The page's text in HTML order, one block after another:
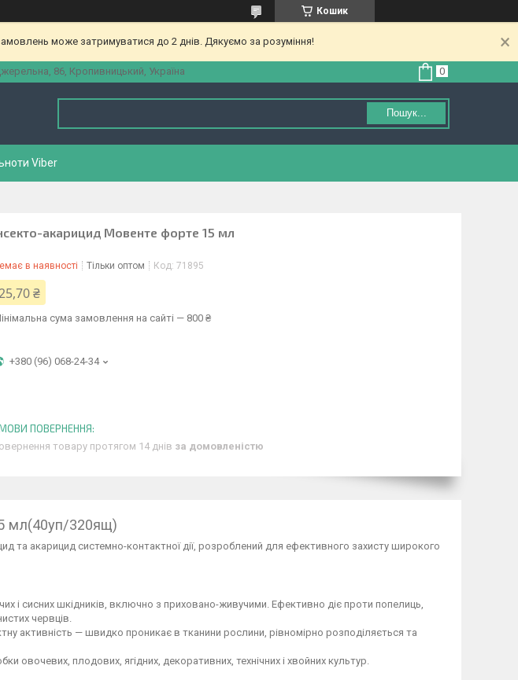
Кошик
може затримуватися до 2 днів. Дякуємо за розуміння!
86, Кропивницький, Україна
Пошук...
Viber
акарицид Мовенте форте 15 мл
в наявності Тільки оптом Код: 71895
₴
сума замовлення на сайті — 800 ₴
+380 (96) 068-24-34
товару протягом 14 днів за домовленістю
мл(40уп/320ящ)
та акарицид системно-контактної дії, розроблений для ефективного захисту широкого
і сисних шкідників, включно з приховано-живучими. Ефективно діє проти попелиць,
червців.
активність — швидко проникає в тканини рослини, рівномірно розподіляється та
овочевих, плодових, ягідних, декоративних, технічних і хвойних культур.